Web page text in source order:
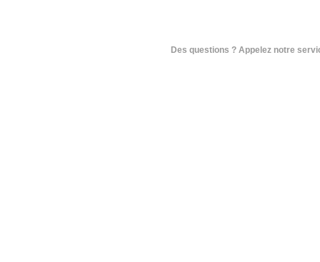
Des questions ? Appelez notre